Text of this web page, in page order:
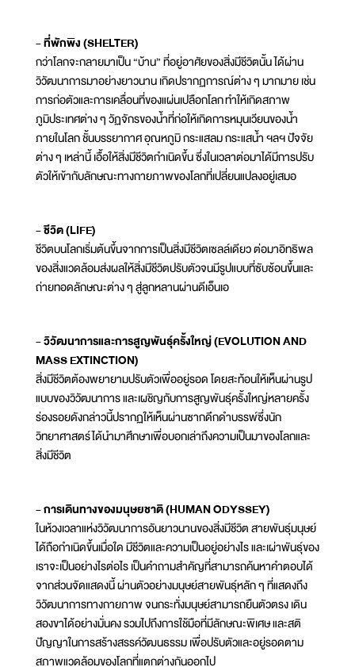
- ที่พักพิง (SHELTER)
กว่าโลกจะกลายมาเป็น “บ้าน” ที่อยู่อาศัยของสิ่งมีชีวิตนั้น ได้ผ่าน
วิวัฒนาการมาอย่างยาวนาน เกิดปรากฏการณ์ต่าง ๆ มากมาย เช่น
การก่อตัวและการเคลื่อนที่ของแผ่นเปลือกโลก ทำให้เกิดสภาพ
ภูมิประเทศต่าง ๆ วัฏจักรของน้ำที่ก่อให้เกิดการหมุนเวียนของน้ำ
ภายในโลก ชั้นบรรยากาศ อุณหภูมิ กระแสลม กระแสน้ำ ฯลฯ ปัจจัย
ต่าง ๆ เหล่านี้ เอื้อให้สิ่งมีชีวิตกำเนิดขึ้น ซึ่งในเวลาต่อมาได้มีการปรับ
ตัวให้เข้ากับลักษณะทางกายภาพของโลกที่เปลี่ยนแปลงอยู่เสมอ
- ชีวิต (LIFE)
ชีวิตบนโลกเริ่มต้นขึ้นจากการเป็นสิ่งมีชีวิตเซลล์เดียว ต่อมาอิทธิพล
ของสิ่งแวดล้อมส่งผลให้สิ่งมีชีวิตปรับตัวจนมีรูปแบบที่ซับซ้อนขึ้นและ
ถ่ายทอดลักษณะต่าง ๆ สู่ลูกหลานผ่านดีเอ็นเอ
- วิวัฒนาการและการสูญพันธุ์ครั้งใหญ่ (EVOLUTION AND
MASS EXTINCTION)
สิ่งมีชีวิตต้องพยายามปรับตัวเพื่ออยู่รอด โดยสะท้อนให้เห็นผ่านรูป
แบบของวิวัฒนาการ และเผชิญกับการสูญพันธุ์ครั้งใหญ่หลายครั้ง
ร่องรอยดังกล่าวนี้ปรากฏให้เห็นผ่านซากดึกดำบรรพ์ซึ่งนัก
วิทยาศาสตร์ได้นำมาศึกษาเพื่อบอกเล่าถึงความเป็นมาของโลกและ
สิ่งมีชีวิต
- การเดินทางของมนุษยชาติ (HUMAN ODYSSEY)
ในห้วงเวลาแห่งวิวัฒนาการอันยาวนานของสิ่งมีชีวิต สายพันธุ์มนุษย์
ได้ถือกำเนิดขึ้นเมื่อใด มีชีวิตและความเป็นอยู่อย่างไร และเผ่าพันธุ์ของ
เราจะเป็นอย่างไรต่อไร เป็นคำถามสำคัญที่สามารถค้นหาคำตอบได้
จากส่วนจัดแสดงนี้ ผ่านตัวอย่างมนุษย์สายพันธุ์หลัก ๆ ที่แสดงถึง
วิวัฒนาการทางกายภาพ จนกระทั่งมนุษย์สามารถยืนตัวตรง เดิน
สองขาได้อย่างมั่นคง รวมไปถึงการใช้มือที่มีลักษณะพิเศษ และสติ
ปัญญาในการสร้างสรรค์วัฒนธรรม เพื่อปรับตัวและอยู่รอดตาม
สภาพแวดล้อมของโลกที่แตกต่างกันออกไป